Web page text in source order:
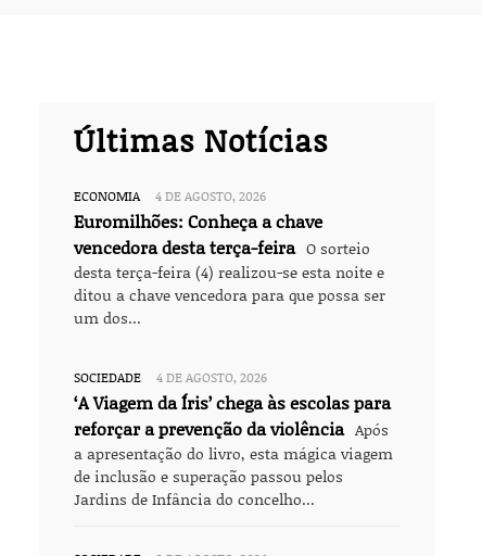
Últimas Notícias
ECONOMIA 4 DE AGOSTO, 2026
Euromilhões: Conheça a chave
vencedora desta terça-feira O sorteio
desta terça-feira (4) realizou-se esta noite e
ditou a chave vencedora para que possa ser
um dos...
SOCIEDADE 4 DE AGOSTO, 2026
‘A Viagem da Íris’ chega às escolas para
reforçar a prevenção da violência Após
a apresentação do livro, esta mágica viagem
de inclusão e superação passou pelos
Jardins de Infância do concelho...